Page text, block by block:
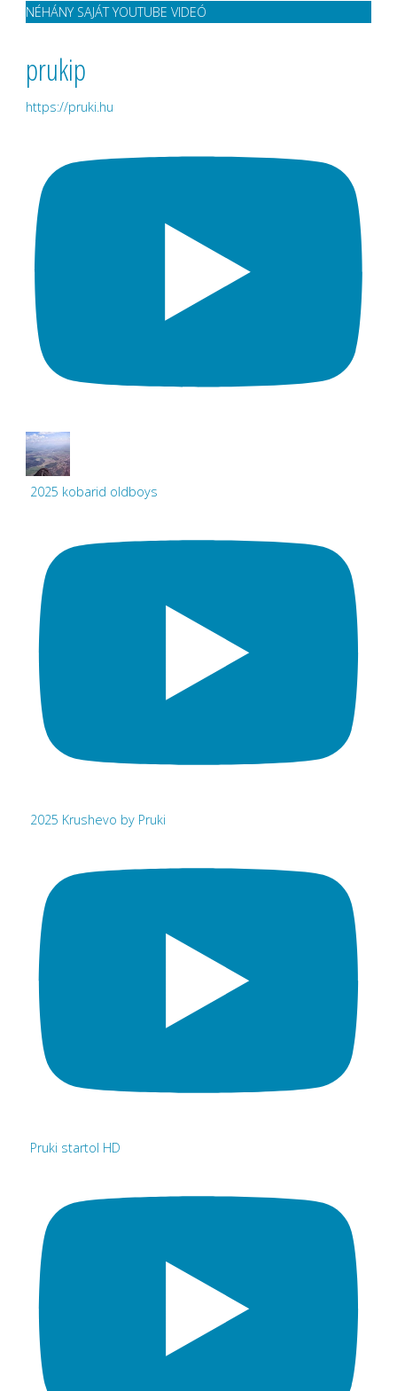
NÉHÁNY SAJÁT YOUTUBE VIDEÓ
prukip
https://pruki.hu
2025 kobarid oldboys
2025 Krushevo by Pruki
Pruki startol HD